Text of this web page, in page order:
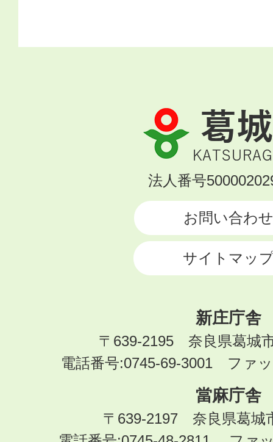
葛
城
市
KATSURAGI
法人番号
お問い合わせ
サイトマッ
新庄庁舎
〒639-2195 奈良県葛城
電話番号:0745-69-3001 ファ
當麻庁舎
〒639-2197 奈良県葛城